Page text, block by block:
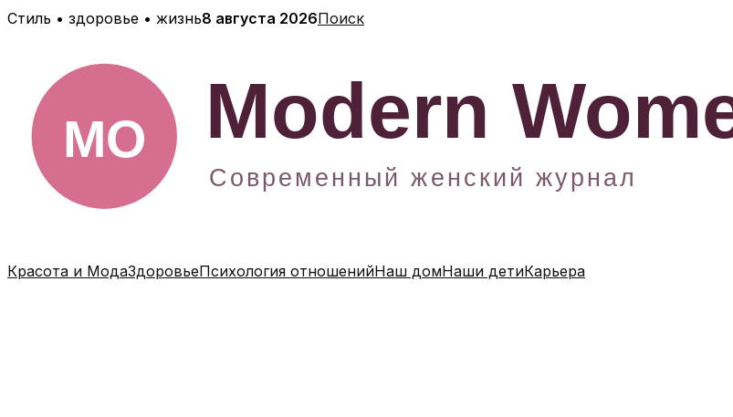
Перейти
содержимому
Стиль • здоровье • жизнь8 августа 2026Поиск
Красота и МодаЗдоровьеПсихология отношенийНаш домНаши детиКарьера